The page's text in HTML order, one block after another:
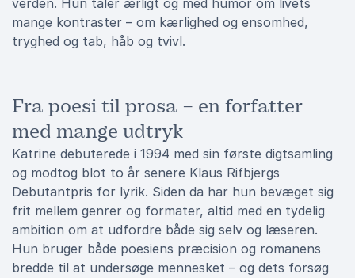
verden. Hun taler ærligt og med humor om livets
mange kontraster – om kærlighed og ensomhed,
tryghed og tab, håb og tvivl.
Fra poesi til prosa – en forfatter
med mange udtryk
Katrine debuterede i 1994 med sin første digtsamling
og modtog blot to år senere Klaus Rifbjergs
Debutantpris for lyrik. Siden da har hun bevæget sig
frit mellem genrer og formater, altid med en tydelig
ambition om at udfordre både sig selv og læseren.
Hun bruger både poesiens præcision og romanens
bredde til at undersøge mennesket – og dets forsøg